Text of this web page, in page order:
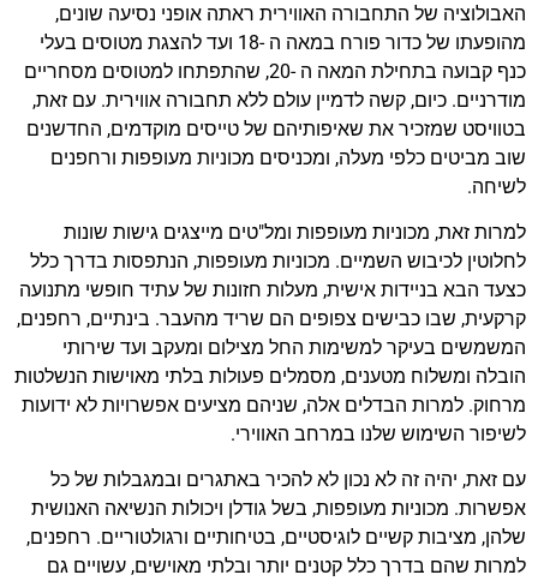
האבולוציה של התחבורה האווירית ראתה אופני נסיעה שונים,
מהופעתו של כדור פורח במאה ה -18 ועד להצגת מטוסים בעלי
כנף קבועה בתחילת המאה ה -20, שהתפתחו למטוסים מסחריים
מודרניים. כיום, קשה לדמיין עולם ללא תחבורה אווירית. עם זאת,
בטוויסט שמזכיר את שאיפותיהם של טייסים מוקדמים, החדשנים
שוב מביטים כלפי מעלה, ומכניסים מכוניות מעופפות ורחפנים
לשיחה.
למרות זאת, מכוניות מעופפות ומל"טים מייצגים גישות שונות
לחלוטין לכיבוש השמיים. מכוניות מעופפות, הנתפסות בדרך כלל
כצעד הבא בניידות אישית, מעלות חזונות של עתיד חופשי מתנועה
קרקעית, שבו כבישים צפופים הם שריד מהעבר. בינתיים, רחפנים,
המשמשים בעיקר למשימות החל מצילום ומעקב ועד שירותי
הובלה ומשלוח מטענים, מסמלים פעולות בלתי מאוישות הנשלטות
מרחוק. למרות הבדלים אלה, שניהם מציעים אפשרויות לא ידועות
לשיפור השימוש שלנו במרחב האווירי.
עם זאת, יהיה זה לא נכון לא להכיר באתגרים ובמגבלות של כל
אפשרות. מכוניות מעופפות, בשל גודלן ויכולות הנשיאה האנושית
שלהן, מציבות קשיים לוגיסטיים, בטיחותיים ורגולטוריים. רחפנים,
למרות שהם בדרך כלל קטנים יותר ובלתי מאוישים, עשויים גם